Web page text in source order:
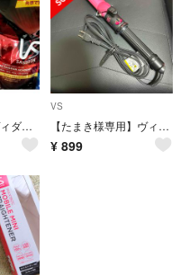
【2個セット】ヴィダルサスーン ☆ ヴィヴィッドケア 詰替え／未使用
VS
【たまき様専用】ヴィダルサスーン 32mm
¥ 899